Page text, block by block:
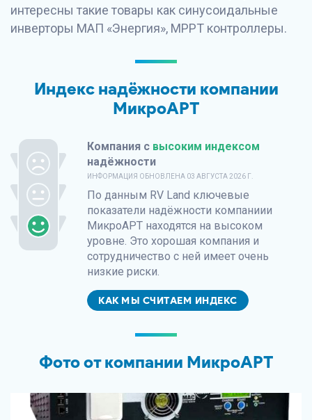
интересны такие товары как синусоидальные
инверторы МАП «Энергия», MPPT контроллеры.
Индекс надёжности компании
МикроАРТ
Компания с высоким индексом
надёжности
ИНФОРМАЦИЯ ОБНОВЛЕНА 03 АВГУСТА 2026 Г.
По данным RV Land ключевые
показатели надёжности компаниии
МикроАРТ находятся на высоком
уровне. Это хорошая компания и
сотрудничество с ней имеет очень
низкие риски.
КАК МЫ СЧИТАЕМ ИНДЕКС
Фото от компании МикроАРТ